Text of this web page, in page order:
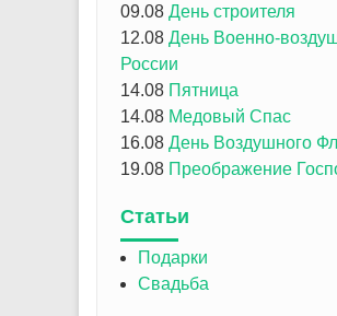
09.08 День строителя
12.08 День Военно-
России
14.08 Пятница
14.08 Медовый Спас
16.08 День Воздушного
19.08 Преображение
Статьи
Подарки
Свадьба